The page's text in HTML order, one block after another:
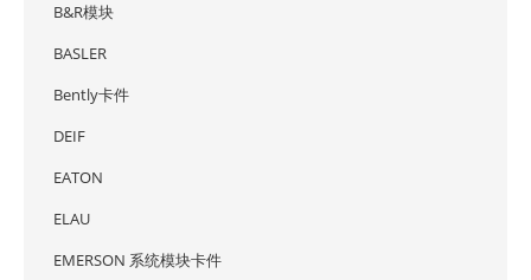
B&R模块
BASLER
Bently卡件
DEIF
EATON
ELAU
EMERSON 系统模块卡件